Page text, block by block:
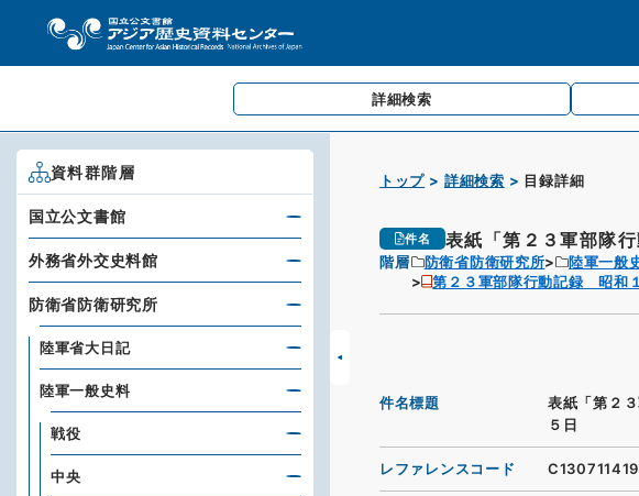
詳細検索
トップ 詳細検索 目録詳細
件名 表紙「第２３軍部隊
階層 防衛省防衛研究所 陸軍一般
第２３軍部隊行動記録 昭和
件名標題
表紙「第２
５日
レファレンスコード
資料群階層
国立公文書館
外務省外交史料館
防衛省防衛研究所
陸軍省大日記
陸軍一般史料
戦役
中央